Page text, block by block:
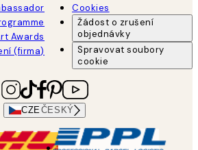
Awards
(firma)
Cookies
Žádost o zrušení
objednávky
Spravovat soubory
cookie
CZEČESKÝ